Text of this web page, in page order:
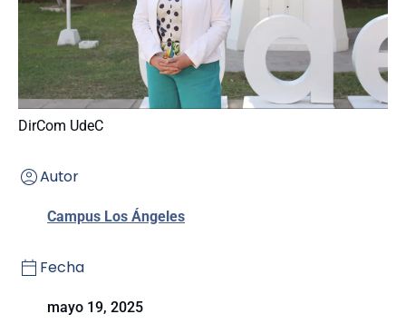
DirCom UdeC
Autor
Campus Los Ángeles
Fecha
mayo 19, 2025